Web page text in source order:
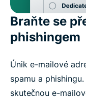
Braňte se
phishingem
Únik e-mailové
spamu a
skutečnou e-